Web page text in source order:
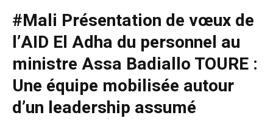
#Mali Présentation de vœux de
l’AID El Adha du personnel au
ministre Assa Badiallo TOURE :
Une équipe mobilisée autour
d’un leadership assumé